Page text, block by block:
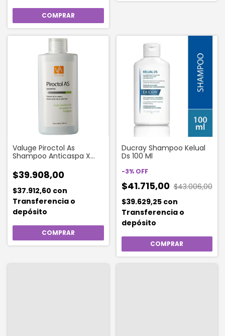
Valuge Piroctol As
Shampoo Anticaspa X
$39.908,00
$37.912,60 con
Transferencia o
depósito
Ducray Shampoo Kelual
Ds 100 Ml
-3% OFF
$41.715,00 $43.006,00
$39.629,25 con
Transferencia o
depósito